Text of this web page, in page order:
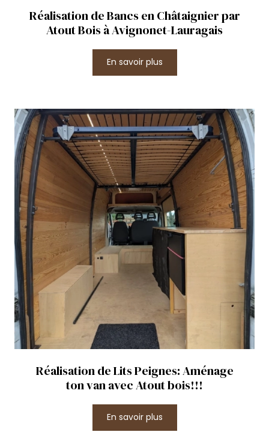
Réalisation de Bancs en Châtaignier par
Atout Bois à Avignonet-Lauragais
En savoir plus
Réalisation de Lits Peignes: Aménage
ton van avec Atout bois!!!
En savoir plus